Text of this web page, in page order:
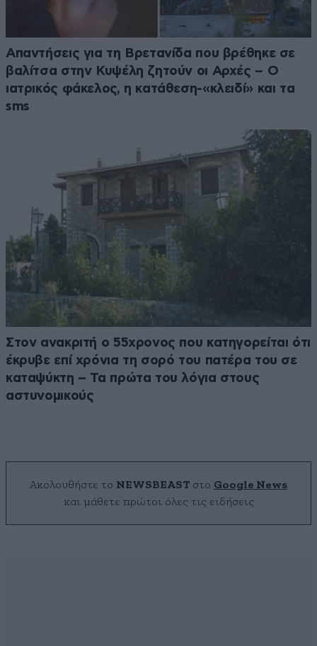
Απαντήσεις για τη Βρετανίδα που βρέθηκε σε
βαλίτσα στην Κυψέλη ζητούν οι Αρχές – Ο
ιατρικός φάκελος, η κατάθεση-«κλειδί» και τα
sms
Στον ανακριτή ο 55χρονος που κατηγορείται ότι
έκρυβε επί χρόνια τη σορό του πατέρα του σε
καταψύκτη – Τα πρώτα του λόγια στους
αστυνομικούς
Ακολουθήστε το NEWSBEAST στο Google News
και μάθετε πρώτοι όλες τις ειδήσεις